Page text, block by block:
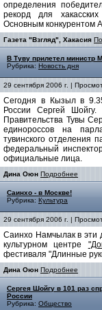
определения
рекорд для
Основным конкурентом
Газета "Взгляд", Хакасия
В Туву прилетел министр
Рубрика: Новость дня
29 сентября 2006 г. |
Сегодня в Кызыл в
России Сергей
Правительства Тувы
единороссов на
тувинского отделения
федеральный
официальные лица.
Дина Оюн Подробнее
Саинхо - в Москве!
Рубрика: Культура
29 сентября 2006 г. |
Саинхо Намчылак в эти
культурном центре
фестиваля "Длинные
Дина Оюн Подробнее
Сергея Шойгу в 101 раз
России
Рубрика: Общество